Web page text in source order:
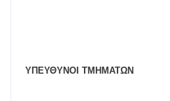
ΥΠΕΥΘΥΝΟΙ ΤΜΗΜΑΤΩΝ